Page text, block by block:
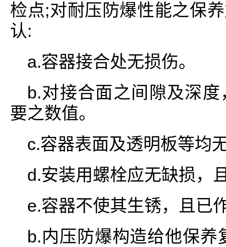
检点;对耐压防爆性能之保
认:
a.容器接合处无损伤。
b.对接合面之间隙及深
要之数值。
c.容器表面及透明板等均
d.安装用螺栓应无缺损，
e.容器不使其生锈，且已
b.内压防爆构造给他保